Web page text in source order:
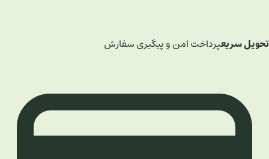
تحویل سریعپرداخت امن و پیگیری سفارش